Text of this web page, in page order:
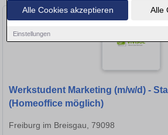
Alle Cookies akzeptieren Alle
Einstellungen
Werkstudent Marketing (m/w/d) -
(Homeoffice möglich)
Freiburg im Breisgau, 79098